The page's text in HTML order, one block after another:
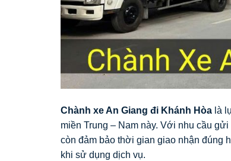
Chành xe An Giang đi Khánh Hòa là
miền Trung – Nam này. Với nhu cầu
còn đảm bảo thời gian giao nhận đúng
khi sử dụng dịch vụ.